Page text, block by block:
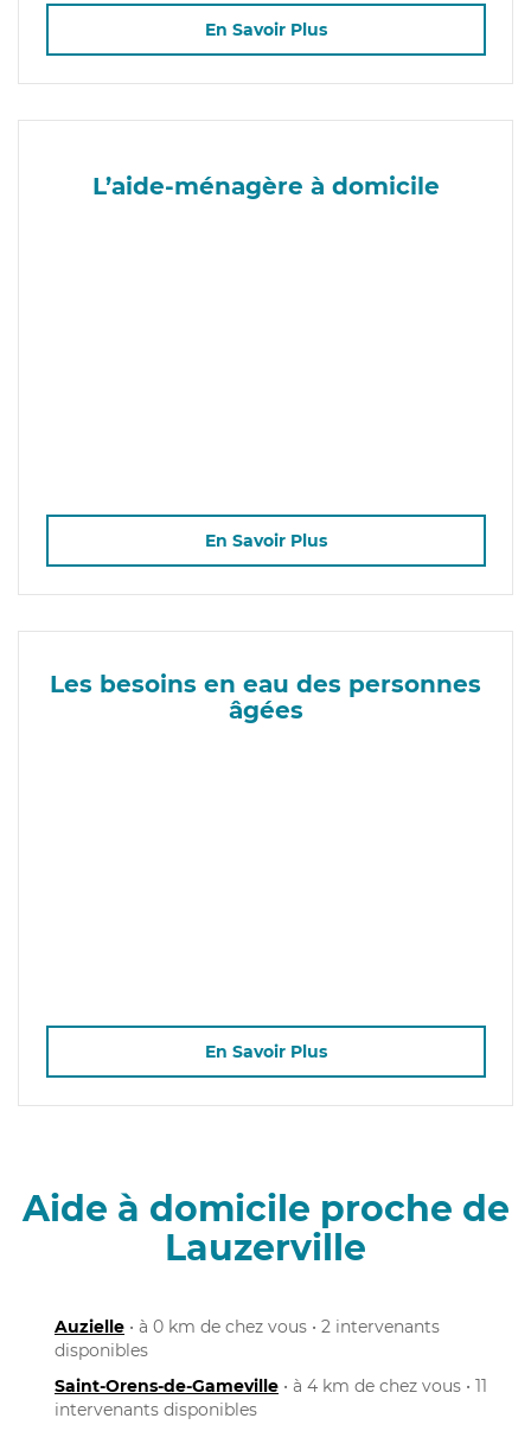
En Savoir Plus
L’aide-ménagère à domicile
En Savoir Plus
Les besoins en eau des personnes
âgées
En Savoir Plus
Aide à domicile proche de
Lauzerville
Auzielle • à 0 km de chez vous • 2 intervenants
disponibles
Saint-Orens-de-Gameville • à 4 km de chez vous • 11
intervenants disponibles